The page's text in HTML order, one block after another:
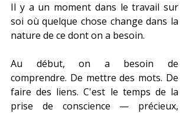
Il y a un moment dans le travail sur
soi où quelque chose change dans la
nature de ce dont on a besoin.
Au début, on a besoin de
comprendre. De mettre des mots. De
faire des liens. C'est le temps de la
prise de conscience — précieux,